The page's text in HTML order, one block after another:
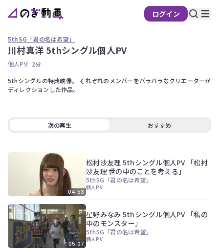
ログイン
ぎ
動
画
有
料
会
は、
5thSG「君の名は希望」
川村真洋 5thシングル個人PV
個人PV 2分
5thシングルの特典映像。 それぞれのメンバーをバラバラなクリエーターが
ディレクションした作品。
次の再生 おすすめ
04:53
松村沙友理 5thシングル個人PV 「松村
沙友理 世の中のことを考える」
5thSG「君の名は希望」
個人PV
05:07
星野みなみ 5thシングル個人PV 「私の
中のモンスター」
5thSG「君の名は希望」
個人PV